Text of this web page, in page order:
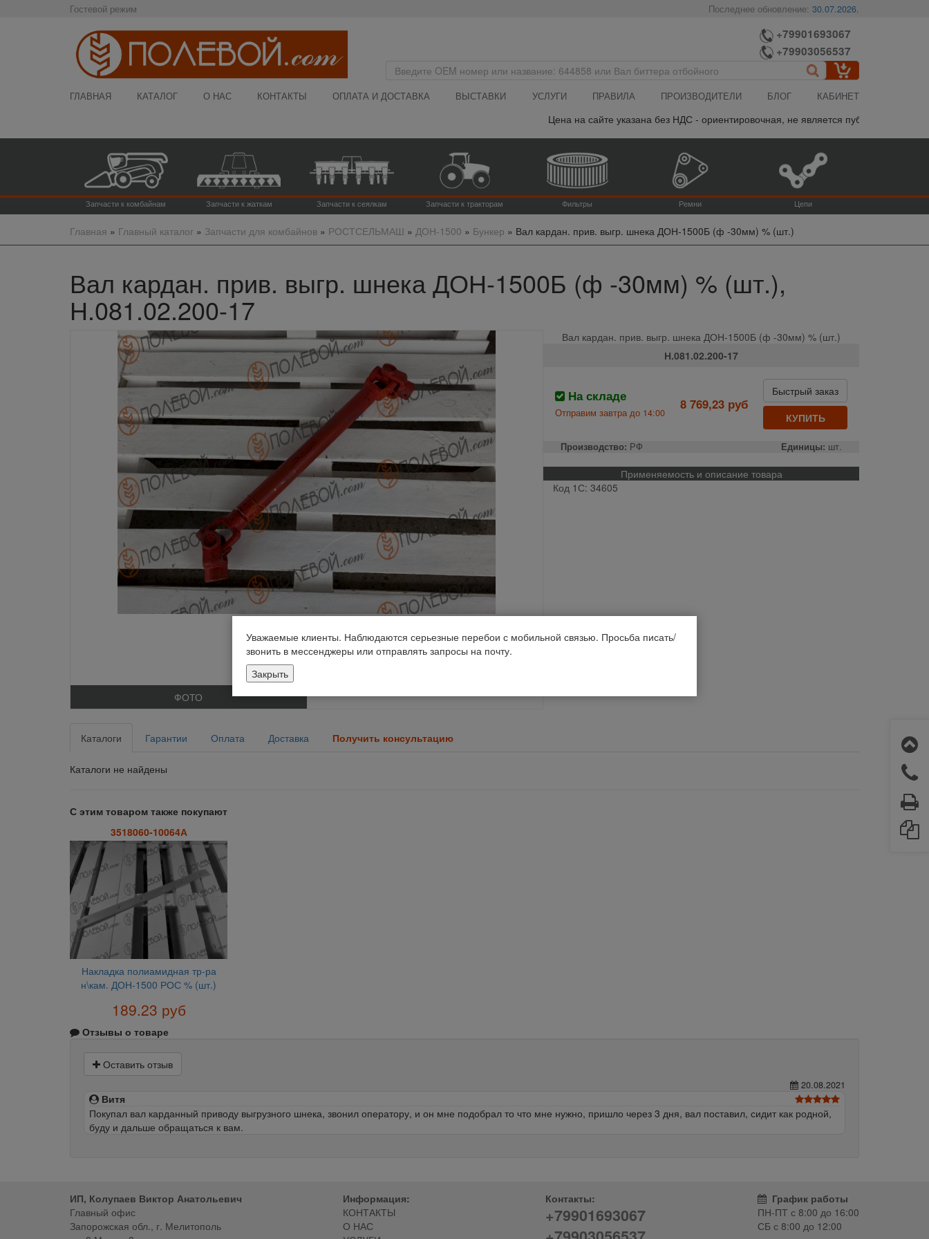
Гостевой режим Последнее обновление:30.07.2026,
+79901693067
+79903056537
ГЛАВНАЯ КАТАЛОГ О НАС КОНТАКТЫ ОПЛАТА И ДОСТАВКА ВЫСТАВКИ УСЛУГИ ПРАВИЛА ПРОИЗВОДИТЕЛИ БЛОГ КАБИНЕТ
Цена на сайте указана без НДС - ориентировочная, не является публичной офертой,
Запчасти к комбайнам Запчасти к жаткам Запчасти к сеялкам Запчасти к тракторам Фильтры Ремни Цепи
Главная » Главный каталог» Запчасти для комбайнов» РОСТСЕЛЬМАШ » ДОН-1500 » Бункер » Вал кардан. прив. выгр. шнека ДОН-1500Б (ф -30мм) % (шт.)
Вал кардан. прив. выгр. шнека ДОН-1500Б (ф -30мм) % (шт.),
Н.081.02.200-17
ФОТО
Вал кардан. прив. выгр. шнека ДОН-1500Б (ф -30мм) % (шт.)
Н.081.02.200-17
На складе
Отправим завтра до 14:00
8 769,23 руб
Быстрый заказ
КУПИТЬ
Производство: РФ Единицы: шт.
Применяемость и описание товара
Код 1С: 34605
Каталоги Гарантии Оплата Доставка Получить консультацию
Каталоги не найдены
С этим товаром также покупают
3518060-10064А
Накладка полиамидная тр-ра
н\кам. ДОН-1500 РОС % (шт.)
189.23 руб
Отзывы о товаре
Оставить отзыв
20.08.2021
Витя
Покупал вал карданный приводу выгрузного шнека, звонил оператору, и он мне подобрал то что мне нужно, пришло через 3 дня, вал поставил, сидит как родной,
буду и дальше обращаться к вам.
ИП, Колупаев Виктор Анатольевич
Главный офис
Запорожская обл., г. Мелитополь
Информация:
КОНТАКТЫ
О НАС
Контакты:
+79901693067
График работы
ПН-ПТ с8:00 до 16:00
СБ с8:00 до 12:00
Уважаемые клиенты. Наблюдаются серьезные перебои с мобильной связью. Просьба писать/
звонить в мессенджеры или отправлять запросы на почту.
Закрыть